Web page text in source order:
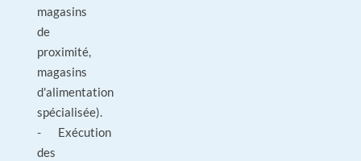
magasins
de
proximité,
magasins
d'alimentation
spécialisée).
- Exécution
des